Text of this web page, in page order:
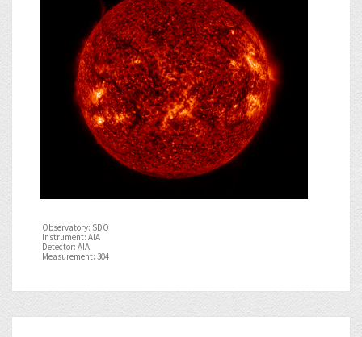
Observatory: SDO
Instrument: AIA
Detector: AIA
Measurement: 304